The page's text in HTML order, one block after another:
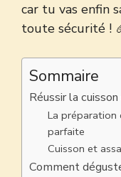
car tu vas enfin
toute sécurité !
Sommaire
Réussir la
La préparation
parfaite
Cuisson et
Comment